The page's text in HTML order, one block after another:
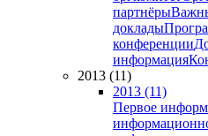
партнёры
доклады
конференции
информация
2013 (11)
2013 (11)
Первое